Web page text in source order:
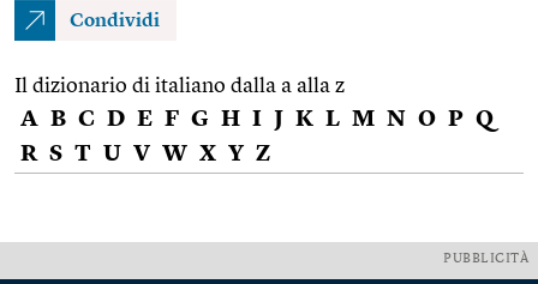
Condividi
Il dizionario di italiano dalla a alla z
A B C D E F G H I J K L M N O P Q
R S T U V W X Y Z
PUBBLICITÀ